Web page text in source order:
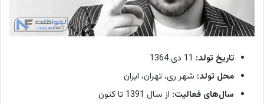
تاریخ تولد:
محل تولد: شهر ری، تهران، ایران
سال‌های فعالیت: از سال 1391 تا کنون